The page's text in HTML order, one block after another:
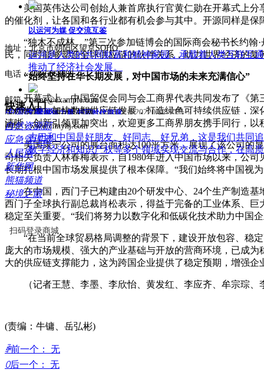
美国英伟达公司创始人兼首席执行官黄仁勋在开幕式上分
的催化剂，让各国和各行业都有机会参与其中。开源同样是
“独木不成林。”第三次参加链博会的国际商会秘书长约翰·
民，同时能够塑造全球供应链的伙伴关系，助力世界经济的
“始终坚持在华长期发展，对中国市场的未来充满信心”
开幕式上，中国贸促会同与会工商界代表共同发布了《第
引领发展，加快数智供应链发展，打造绿色可持续供应链，
清晰、创新引领更加突出，欢迎更多工商界朋友携手同行，
美国康宁公司的展台面积达100平方米，展现了该公司的显
司相关负责人林春梅表示，自1980年进入中国市场以来，公
长期扎根中国市场发展提供了根本保障。“我们始终将中国视
在中国，西门子已构建由20个研发中心、24个生产制造基
西门子全球执行副总裁肖松表示，得益于完备的工业体系、
稳定至关重要。“我们将努力以数字化和低碳化技术助力中国
“在当前全球贸易格局调整的背景下，建设开放包容、稳定
庞大的市场规模、强大的产业基础与开放的营商环境，已成
大的供应链支撑能力，这为跨国企业提供了稳定预期，增强企
（记者王慧、李墨、李欣怡、黄发红、李应齐、牟宗琮、
(责编：牛镛、岳弘彬)
ꄴ前一个：
无
ꄲ后一个： 无
以运河为媒 促交流互鉴
运河是人类的共同财富和精神家园，承载着人类互联互
推动了经济社会发展。
汇聚媒体力量 书写时代篇章
古巴和中国是好朋友、好同志、好兄弟，这是我们共同
数字经济和知识产权等多个领域实现交流与合作，在高
地址：北京市朝阳区望京SOHO
电话：400-6668888
邮箱：name@example.com
网址：www.cnnyhj.com
版权所有©能源与环境网 京ICP备2022004850号-2
扫码登录商城
快速入口
中国政府网
自然资源部
应急管理部
人民网
新华网
熊猫频道
秘境之眼